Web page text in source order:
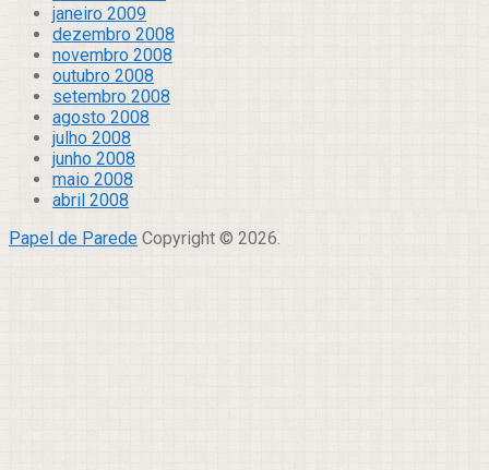
janeiro 2009
dezembro 2008
novembro 2008
outubro 2008
setembro 2008
agosto 2008
julho 2008
junho 2008
maio 2008
abril 2008
Papel de Parede Copyright © 2026.